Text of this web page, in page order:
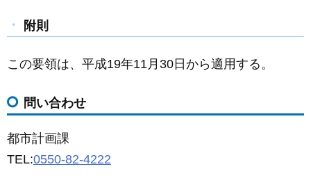
附則
この要領は、平成19年11月30日から適用する。
問い合わせ
都市計画課
TEL:0550-82-4222